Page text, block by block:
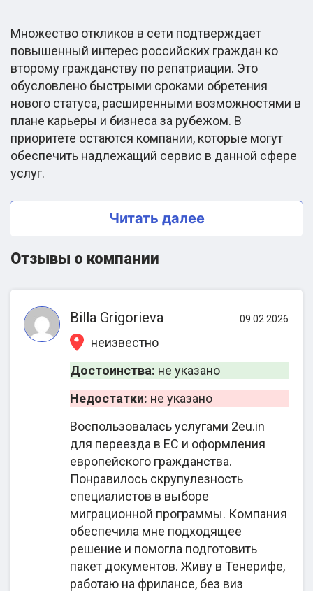
Множество откликов в сети подтверждает
повышенный интерес российских граждан ко
второму гражданству по репатриации. Это
обусловлено быстрыми сроками обретения
нового статуса, расширенными возможностями в
плане карьеры и бизнеса за рубежом. В
приоритете остаются компании, которые могут
обеспечить надлежащий сервис в данной сфере
услуг.
Обзор компании 2EU.IN: отзывы,
услуги и мнения клиентов
Для анализа деятельности компании в обзоре
источников, включая миграционные форумы.
Опыт сотрудничества клиенты оценивают как
положительный (4-5). Показателем хорошей
репутации также являются высокие рейтинги —
4,9 на независимом ресурсе pravdatut.com.
Клиенты отмечают, что заключив договор с
компанией, можно рассчитывать на полноценную
поддержку со стороны юристов. Большинство
обратившихся узнает о праве на репатриацию, что
позволяет ускоренно обрести второе
гражданство, на этапе консультации. Экспертов
хвалят за оперативность в формировании досье,
минимальное участие заявителей в оформлении,
помощь в языковой подготовке, упрощенное
взаимодействие с иностранными
миграционными структурами.
Читать далее
Отзывы о компании
09.02.2026
Billa Grigorieva
неизвестно
Достоинства: не указано
Недостатки: не указано
Воспользовалась услугами 2eu.in
для переезда в ЕС и оформления
европейского гражданства.
Понравилось скрупулезность
специалистов в выборе
миграционной программы. Компания
обеспечила мне подходящее
решение и помогла подготовить
пакет документов. Живу в Тенерифе,
работаю на фрилансе, без виз